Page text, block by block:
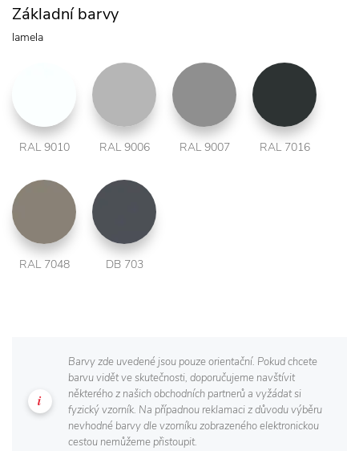
Základní barvy
lamela
RAL 9010 RAL 9006 RAL 9007 RAL 7016
RAL 7048 DB 703
Barvy zde uvedené jsou pouze orientační. Pokud chcete
barvu vidět ve skutečnosti, doporučujeme navštívit
některého z našich obchodních partnerů a vyžádat si
fyzický vzorník. Na případnou reklamaci z důvodu výběru
nevhodné barvy dle vzorníku zobrazeného elektronickou
cestou nemůžeme přistoupit.